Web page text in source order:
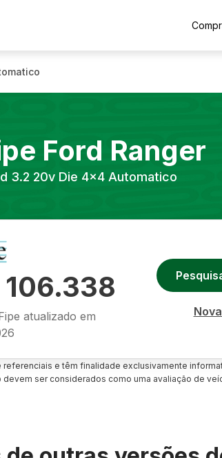
Ford Ranger
3.2 20v Die 4x4 Automatico
106.338
atualizado em
e têm finalidade exclusivamente
ser considerados como uma avaliação de